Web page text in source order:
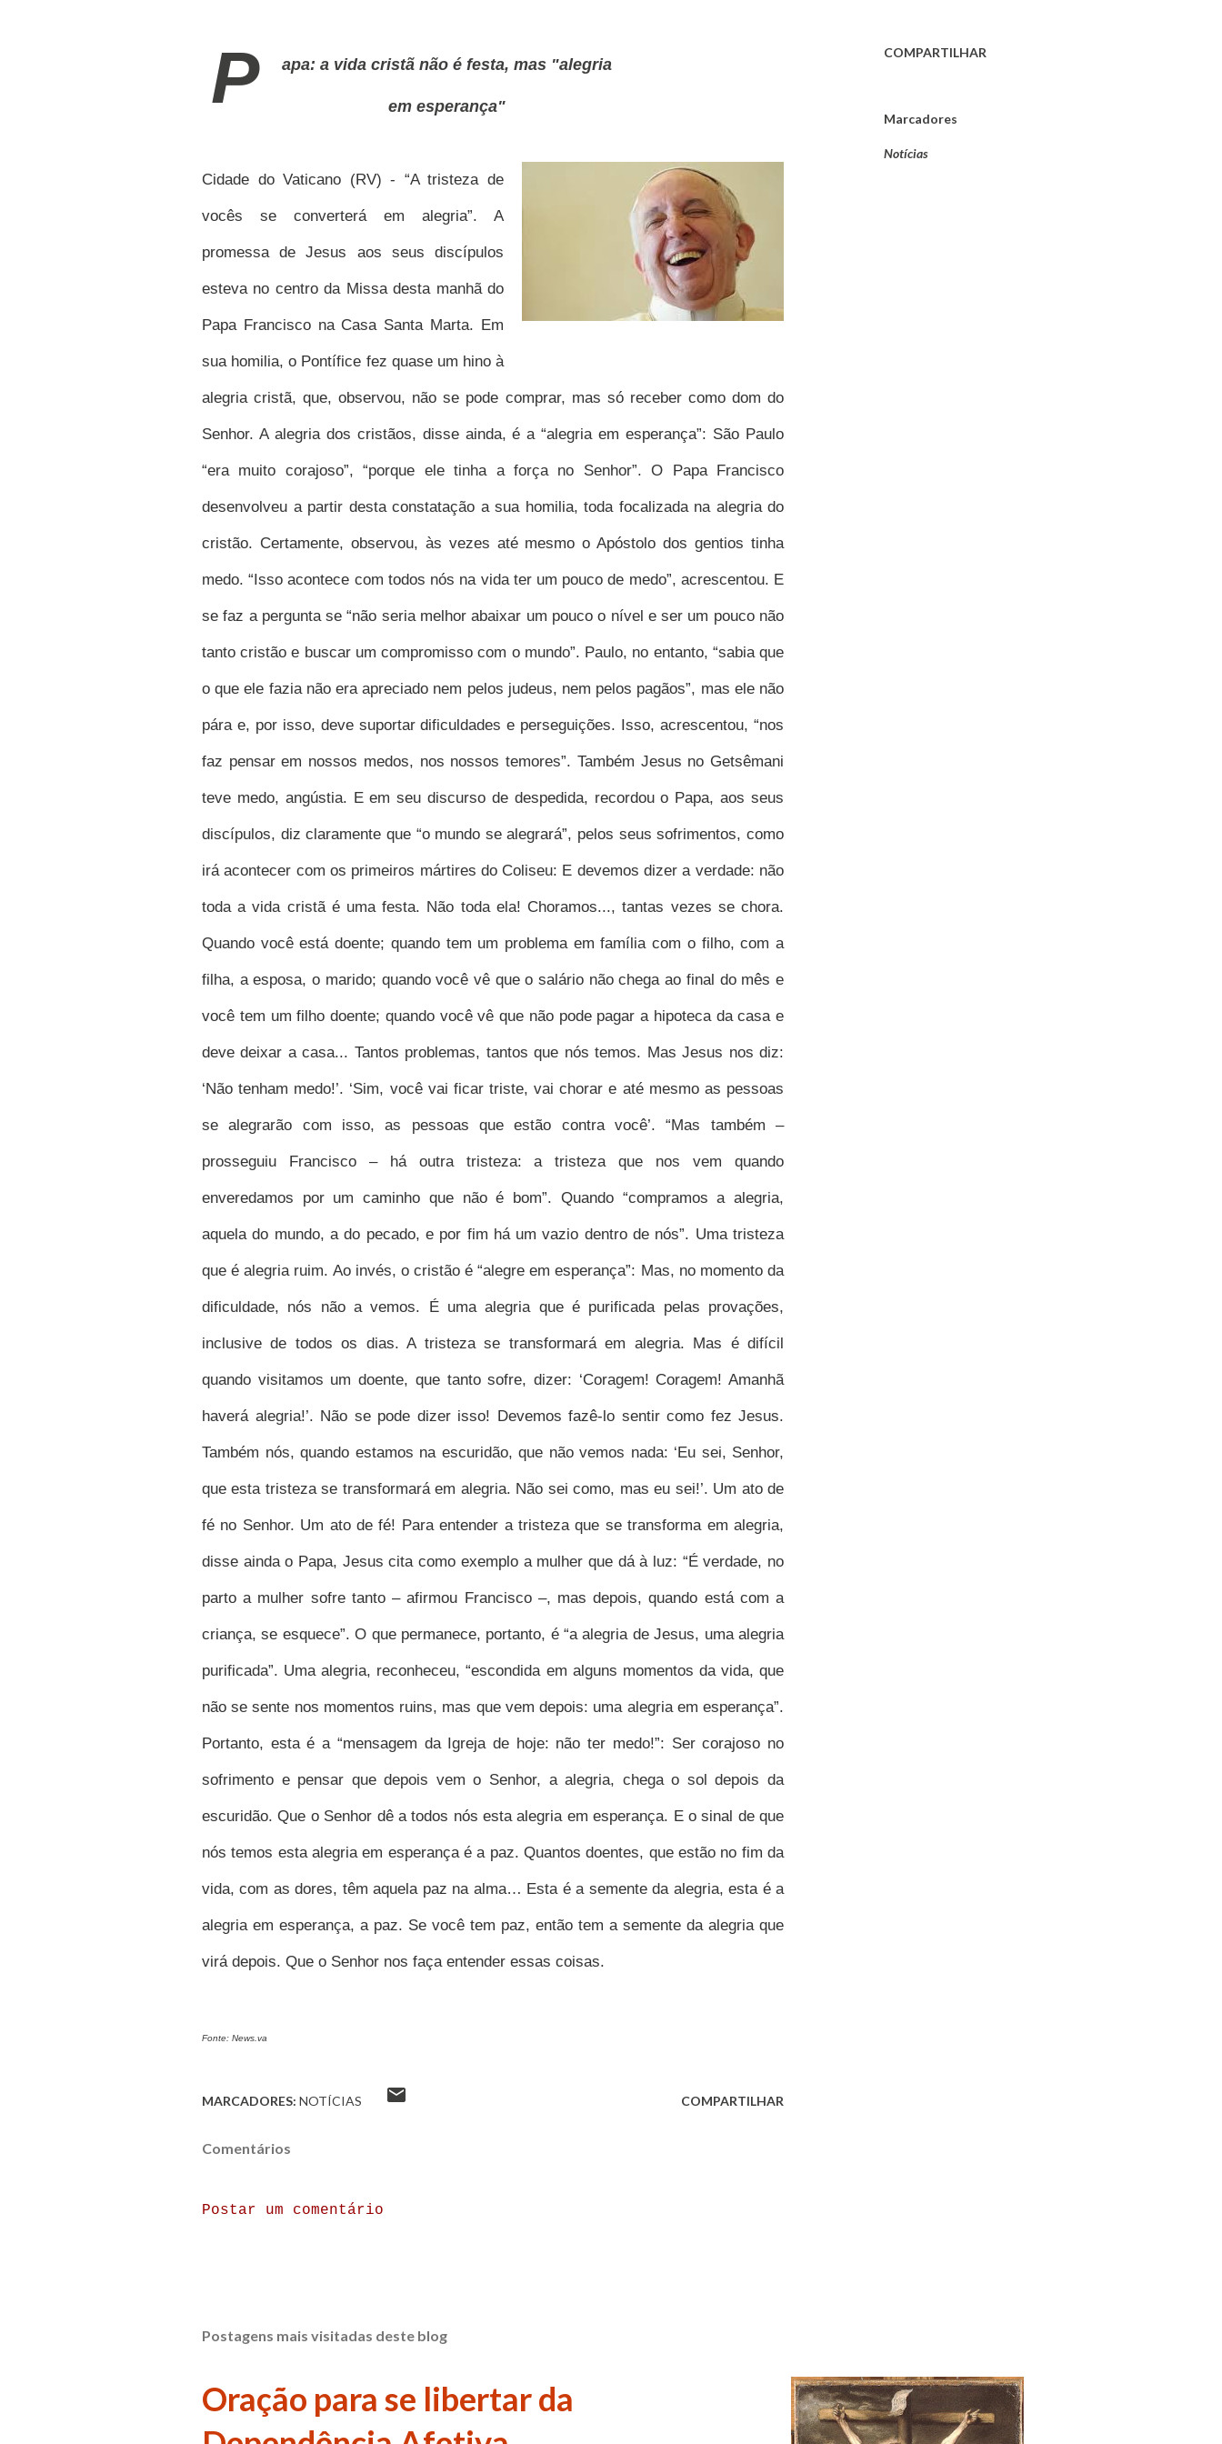
P apa: a vida cristã não é festa, mas "alegria
em esperança"
Cidade do Vaticano (RV) - “A tristeza de
vocês se converterá em alegria”. A
promessa de Jesus aos seus discípulos
esteva no centro da Missa desta manhã do
Papa Francisco na Casa Santa Marta. Em
sua homilia, o Pontífice fez quase um hino à
alegria cristã, que, observou, não se pode comprar, mas só receber como dom do
Senhor. A alegria dos cristãos, disse ainda, é a “alegria em esperança”: São Paulo
“era muito corajoso”, “porque ele tinha a força no Senhor”. O Papa Francisco
desenvolveu a partir desta constatação a sua homilia, toda focalizada na alegria do
cristão. Certamente, observou, às vezes até mesmo o Apóstolo dos gentios tinha
medo. “Isso acontece com todos nós na vida ter um pouco de medo”, acrescentou. E
se faz a pergunta se “não seria melhor abaixar um pouco o nível e ser um pouco não
tanto cristão e buscar um compromisso com o mundo”. Paulo, no entanto, “sabia que
o que ele fazia não era apreciado nem pelos judeus, nem pelos pagãos”, mas ele não
pára e, por isso, deve suportar dificuldades e perseguições. Isso, acrescentou, “nos
faz pensar em nossos medos, nos nossos temores”. Também Jesus no Getsêmani
teve medo, angústia. E em seu discurso de despedida, recordou o Papa, aos seus
discípulos, diz claramente que “o mundo se alegrará”, pelos seus sofrimentos, como
irá acontecer com os primeiros mártires do Coliseu: E devemos dizer a verdade: não
toda a vida cristã é uma festa. Não toda ela! Choramos..., tantas vezes se chora.
Quando você está doente; quando tem um problema em família com o filho, com a
filha, a esposa, o marido; quando você vê que o salário não chega ao final do mês e
você tem um filho doente; quando você vê que não pode pagar a hipoteca da casa e
deve deixar a casa... Tantos problemas, tantos que nós temos. Mas Jesus nos diz:
‘Não tenham medo!’. ‘Sim, você vai ficar triste, vai chorar e até mesmo as pessoas
se alegrarão com isso, as pessoas que estão contra você’.
“Mas também –
prosseguiu Francisco – há outra tristeza: a tristeza que nos vem quando
enveredamos por um caminho que não é bom”. Quando “compramos a alegria,
aquela do mundo, a do pecado, e por fim há um vazio dentro de nós”. Uma tristeza
que é alegria ruim. Ao invés, o cristão é “alegre em esperança”: Mas, no momento da
dificuldade, nós não a vemos. É uma alegria que é purificada pelas provações,
inclusive de todos os dias. A tristeza se transformará em alegria. Mas é difícil
quando visitamos um doente, que tanto sofre, dizer: ‘Coragem! Coragem! Amanhã
haverá alegria!’. Não se pode dizer isso! Devemos fazê-lo sentir como fez Jesus.
Também nós, quando estamos na escuridão, que não vemos nada: ‘Eu sei, Senhor,
que esta tristeza se transformará em alegria. Não sei como, mas eu sei!’. Um ato de
fé no Senhor. Um ato de fé! Para entender a tristeza que se transforma em alegria,
disse ainda o Papa, Jesus cita como exemplo a mulher que dá à luz: “É verdade, no
parto a mulher sofre tanto – afirmou Francisco –, mas depois, quando está com a
criança, se esquece”. O que permanece, portanto, é “a alegria de Jesus, uma alegria
purificada”. Uma alegria, reconheceu, “escondida em alguns momentos da vida, que
não se sente nos momentos ruins, mas que vem depois: uma alegria em esperança”.
Portanto, esta é a “mensagem da Igreja de hoje: não ter medo!”: Ser corajoso no
sofrimento e pensar que depois vem o Senhor, a alegria, chega o sol depois da
escuridão. Que o Senhor dê a todos nós esta alegria em esperança. E o sinal de que
nós temos esta alegria em esperança é a paz. Quantos doentes, que estão no fim da
vida, com as dores, têm aquela paz na alma… Esta é a semente da alegria, esta é a
alegria em esperança, a paz. Se você tem paz, então tem a semente da alegria que
virá depois. Que o Senhor nos faça entender essas coisas.
Fonte: News.va
COMPARTILHAR
Marcadores
Notícias
MARCADORES: NOTÍCIAS COMPARTILHAR
Comentários
Postar um comentário
Postagens mais visitadas deste blog
Oração para se libertar da